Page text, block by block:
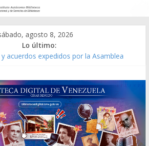
agosto 8, 2026
Lo último:
obras de Modesta Bor
acuerdos expedidos por la Asamblea
gráfico]
[material gráfico]
de Venezuela año CXXXIII Mes V,
de 2006 N° 38.394